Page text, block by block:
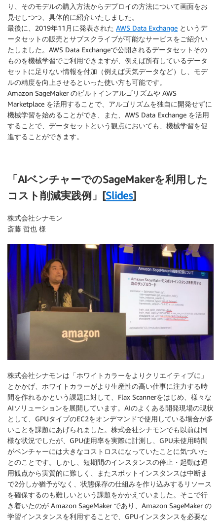
り、そのモデルの購入方法からデプロイの方法について画面をお
見せしつつ、具体的に紹介いたしました。
最後に、2019年11月に発表された AWS Data Exchange というデ
ータセットの販売とサブスクライブが可能なサービスをご紹介い
たしました。AWS Data Exchangeで公開されるデータセットその
ものを機械学習でご利用できますが、例えば所有しているデータ
セットに足りない情報を付加（例えば天気データなど）し、モデ
ルの精度を向上させるといった使い方も可能です。
Amazon SageMaker のビルトインアルゴリズムや AWS
Marketplace を活用することで、アルゴリズムを独自に開発せずに
機械学習を始めることができ、また、AWS Data Exchange を活用
することで、データセットという観点においても、機械学習を促
進することができます。
「AIベンチャーでのSageMakerを利用した
コスト削減実践例」[Slides]
株式会社シナモン
斎藤 哲也 様
株式会社シナモンは「ホワイトカラーをよりクリエイティブに」
とかかげ、ホワイトカラーがより生産性の高い仕事に注力する時
間を作れるかという課題に対して、Flax Scannerをはじめ、様々な
AIソリューションを展開しています。AIのよくある開発現場の現状
として、GPUタイプのEC2をオンデマンドで使用している場合が多
いことを課題にあげられました。株式会社シナモンでも以前は同
様な状況でしたが、GPU使用率を実際に計測し、GPU未使用時間
がベンチャーには大きなコストロスになっていたことに気づいた
とのことです。しかし、短期間のインスタンスの停止・起動は運
用観点から実質的に難しく、またスポットインスタンスは中断ま
で2分しか猶予がなく、状態保存の仕組みを作り込みするリソース
を確保するのも難しいという課題をかかえていました。そこで行
き着いたのが Amazon SageMaker であり、Amazon SageMaker の
学習インスタンスを利用することで、GPUインスタンスを必要な